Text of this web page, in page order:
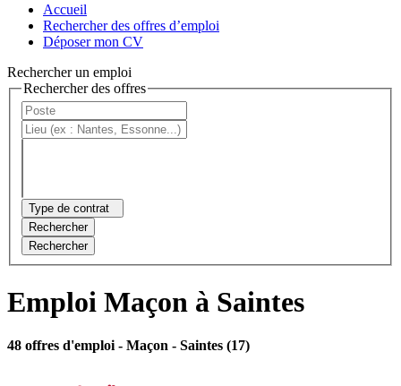
Accueil
Rechercher des offres d’emploi
Déposer mon CV
Rechercher un emploi
Rechercher des offres
Type de contrat
Rechercher
Rechercher
Emploi Maçon à Saintes
48 offres d'emploi - Maçon - Saintes (17)